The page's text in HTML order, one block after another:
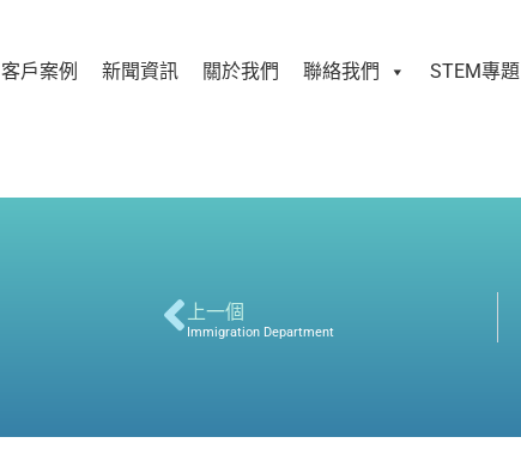
客戶案例 新聞資訊 關於我們 聯絡我們 STEM專題
上一個
Immigration Department